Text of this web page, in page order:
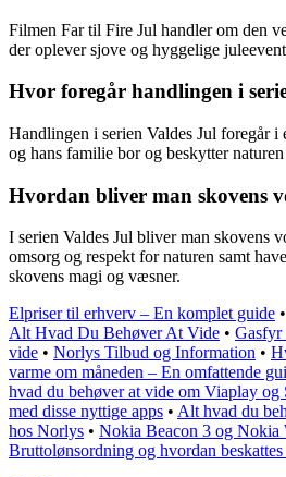
Filmen Far til Fire Jul handler om den
der oplever sjove og hyggelige
Hvor foregår handlingen i
Handlingen i serien Valdes Jul foregår i
og hans familie bor og beskytter
Hvordan bliver man skovens
I serien Valdes Jul bliver man skovens
omsorg og respekt for naturen samt
skovens magi og væsner.
Elpriser til erhverv – En komplet guide •
Alt Hvad Du Behøver At Vide • Gasfyr
vide • Norlys Tilbud og Information •
varme om måneden – En omfattende
hvad du behøver at vide om Viaplay og
med disse nyttige apps • Alt hvad du
hos Norlys • Nokia Beacon 3 og Nokia
Bruttolønsordning og hvordan beskattes